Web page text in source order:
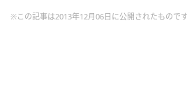
※この記事は2013年12月06日に公開されたものです